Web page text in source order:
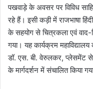
पखवाड़े के अवसर पर विविध
रहे हैं। इसी कड़ी में राजभाषा
के सहयोग से चित्रकला एवं वाद-
गया। यह कार्यक्रम
डॉ. एस. बी. वेरुलकर, प्लेसमेंट
के मार्गदर्शन में संचालित किया